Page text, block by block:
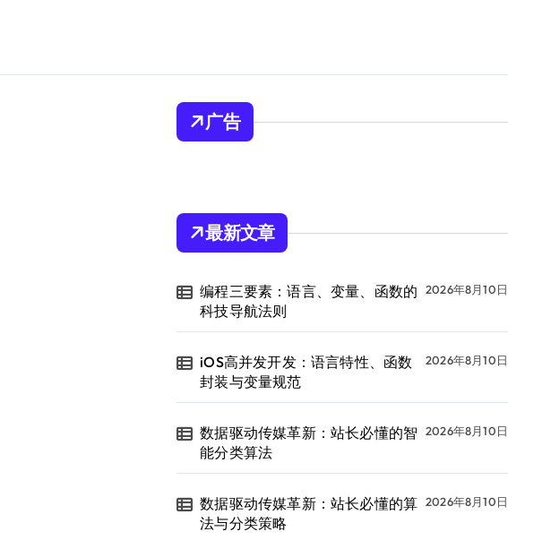
广告
最新文章
编程三要素：语言、变量、函数的
科技导航法则
2026年8月10日
iOS高并发开发：语言特性、函数
封装与变量规范
2026年8月10日
数据驱动传媒革新：站长必懂的智
能分类算法
2026年8月10日
数据驱动传媒革新：站长必懂的算
法与分类策略
2026年8月10日